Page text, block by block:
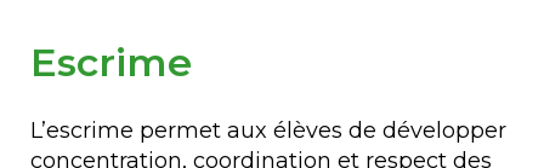
Escrime
L’escrime permet aux élèves de développer
concentration, coordination et respect des